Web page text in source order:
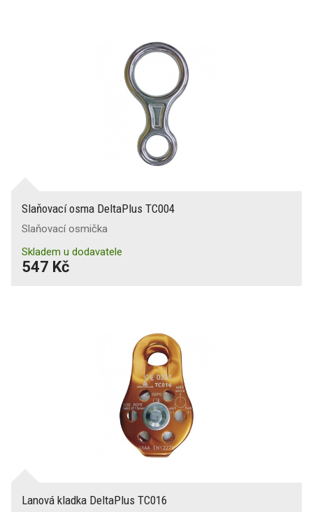
Slaňovací osma DeltaPlus TC004
Slaňovací osmička
Skladem u dodavatele
547 Kč
Lanová kladka DeltaPlus TC016